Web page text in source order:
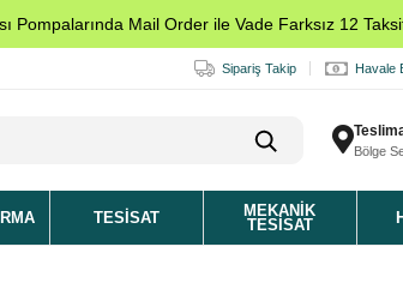
Pompalarında Mail Order ile Vade Farksız 12
Sipariş Takip Havale
Bölge
TESISAT
MEKANIK
TESISAT